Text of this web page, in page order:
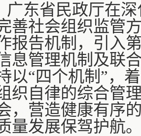
东省民政厅在深
善社会组织监管
报告机制，引入
息管理机制及联
以“四个机制”，
织自律的综合管
，营造健康有序
量发展保驾护航